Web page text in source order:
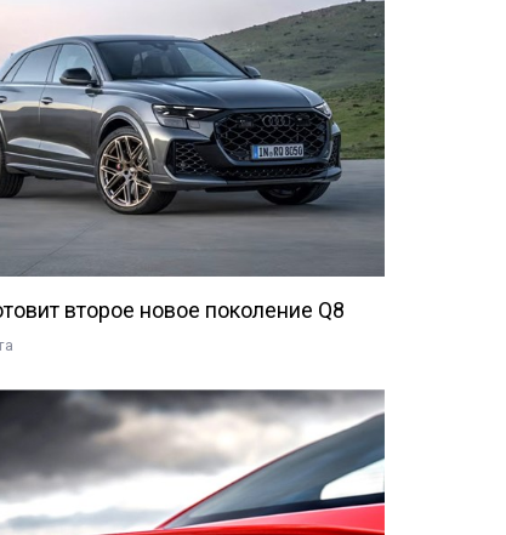
второе новое поколение Q8